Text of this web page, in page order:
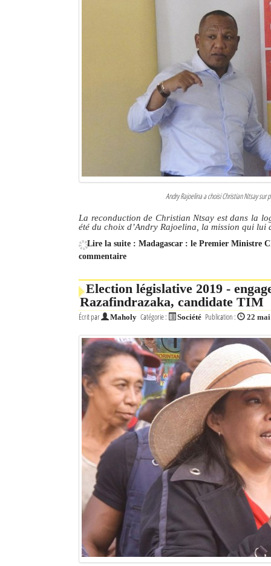
Andry Rajoelina a choisi Christian Ntsay
La reconduction de Christian Ntsay est dans la
été du choix d’Andry Rajoelina, la mission qui lui
Lire la suite : Madagascar : le Premier Ministre
commentaire
Election législative 2019 -
Razafindrazaka, candidate TIM
Écrit par Maholy Catégorie : Société Publication : 22